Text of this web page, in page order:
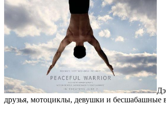
друзья, мотоциклы, девушки и бесшабашные